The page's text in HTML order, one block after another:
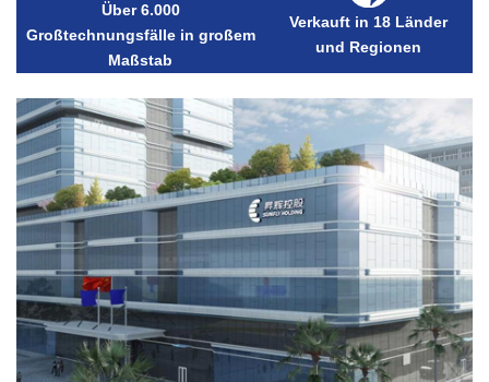
Über 6.000
Großtechnungsfälle in großem
Maßstab
Verkauft in 18 Länder
und Regionen